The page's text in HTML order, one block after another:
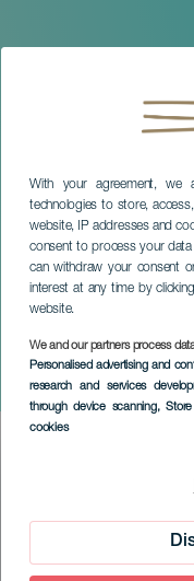
With your agreement,
technologies to store,
website, IP addresses and
consent to process your data
can withdraw your consent
interest at any time by
website.
We and our partners process
Personalised advertising and
research and services
through device scanning,
cookies
De
EL HIERRO